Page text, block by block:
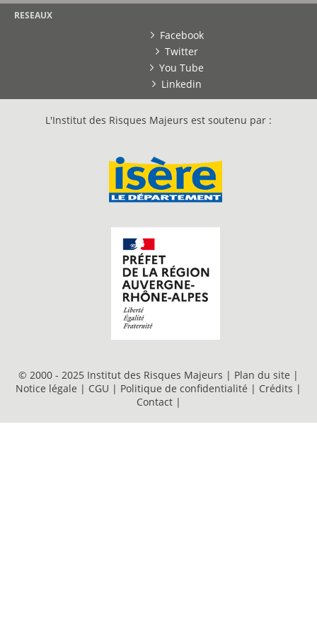
RESEAUX
Facebook
Twitter
You Tube
Linkedin
L'Institut des Risques Majeurs est soutenu par :
© 2000 - 2025 Institut des Risques Majeurs | Plan du site |
Notice légale | CGU | Politique de confidentialité | Crédits |
Contact |